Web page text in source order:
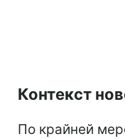
Контекст
По крайней